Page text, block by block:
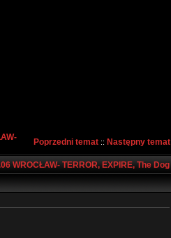
Poprzedni temat :: Następny temat
WROCŁAW- TERROR, EXPIRE, The Dog